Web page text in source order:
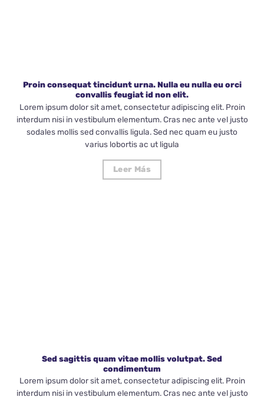
Proin consequat tincidunt urna. Nulla eu nulla eu orci
convallis feugiat id non elit.
Lorem ipsum dolor sit amet, consectetur adipiscing elit. Proin
interdum nisi in vestibulum elementum. Cras nec ante vel justo
sodales mollis sed convallis ligula. Sed nec quam eu justo
varius lobortis ac ut ligula
Leer Más
Sed sagittis quam vitae mollis volutpat. Sed
condimentum
Lorem ipsum dolor sit amet, consectetur adipiscing elit. Proin
interdum nisi in vestibulum elementum. Cras nec ante vel justo